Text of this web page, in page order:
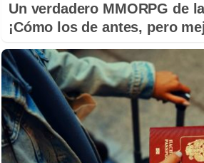
Un verdadero MMORPG de
¡Cómo los de antes, pero